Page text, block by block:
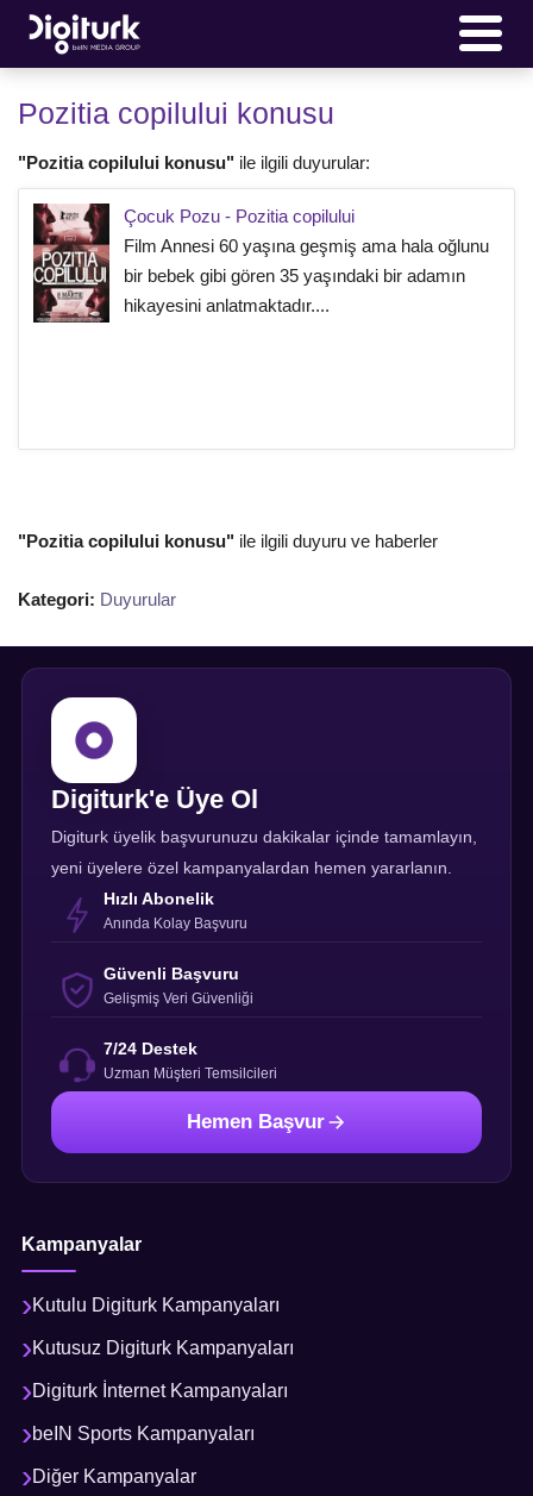
Pozitia copilului konusu
"Pozitia copilului konusu" ile ilgili duyurular:
Çocuk Pozu - Pozitia copilului
Film Annesi 60 yaşına geşmiş ama hala oğlunu
bir bebek gibi gören 35 yaşındaki bir adamın
hikayesini anlatmaktadır....
"Pozitia copilului konusu" ile ilgili duyuru ve haberler
Kategori: Duyurular
Digiturk'e Üye Ol
Digiturk üyelik başvurunuzu dakikalar içinde tamamlayın,
yeni üyelere özel kampanyalardan hemen yararlanın.
Hızlı Abonelik
Anında Kolay Başvuru
Güvenli Başvuru
Gelişmiş Veri Güvenliği
7/24 Destek
Uzman Müşteri Temsilcileri
Hemen Başvur
Kampanyalar
Kutulu Digiturk Kampanyaları
Kutusuz Digiturk Kampanyaları
Digiturk İnternet Kampanyaları
beIN Sports Kampanyaları
Diğer Kampanyalar